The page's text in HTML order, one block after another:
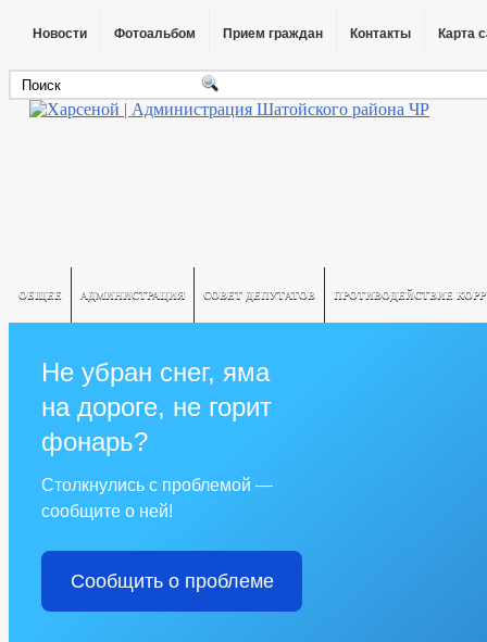
Новости Фотоальбом Прием граждан Контакты Карта
ОБЩЕЕ АДМИНИСТРАЦИЯ СОВЕТ ДЕПУТАТОВ ПРОТИВОДЕЙСТВИЕ
Не убран снег, яма
на дороге, не горит
фонарь?
Столкнулись с проблемой —
сообщите о ней!
Сообщить о проблеме